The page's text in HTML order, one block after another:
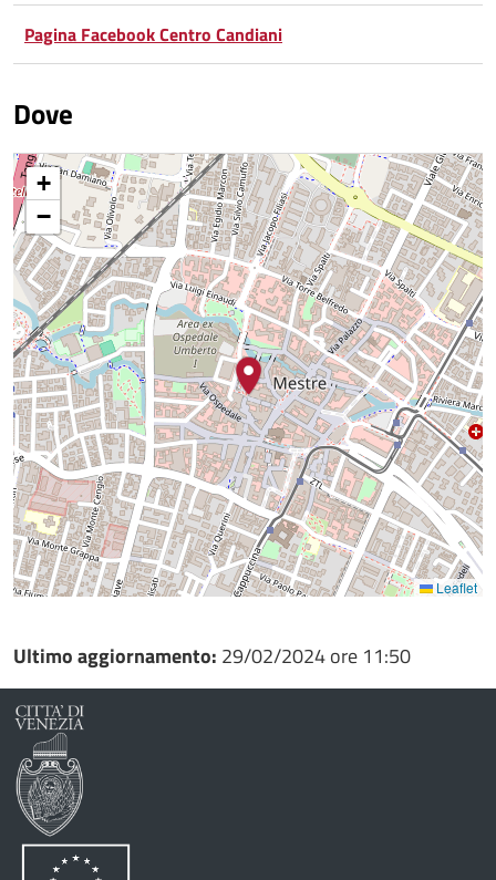
Pagina Facebook Centro Candiani
Dove
+
−
Leaflet
Ultimo aggiornamento: 29/02/2024 ore 11:50